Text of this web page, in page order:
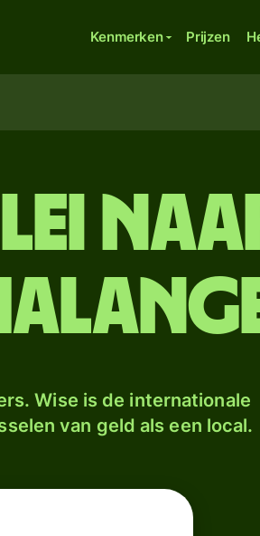
Kenmerken Prijzen
lei
Wise is de internationale
van geld als een local.